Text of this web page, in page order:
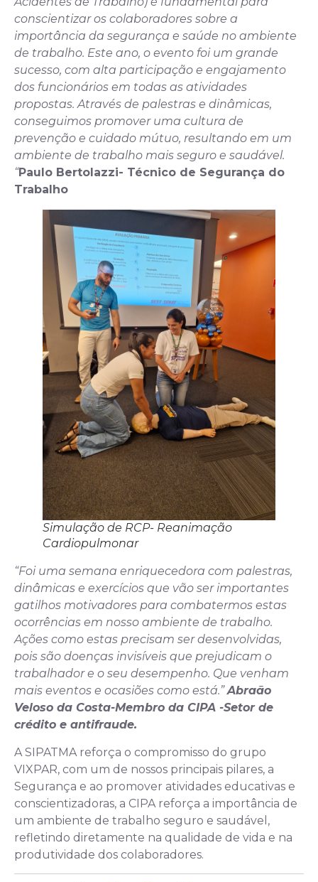
conscientizar os colaboradores sobre a
importância da segurança e saúde no ambiente
de trabalho. Este ano, o evento foi um grande
sucesso, com alta participação e engajamento
dos funcionários em todas as atividades
propostas. Através de palestras e dinâmicas,
conseguimos promover uma cultura de
prevenção e cuidado mútuo, resultando em um
ambiente de trabalho mais seguro e saudável.
“Paulo Bertolazzi- Técnico de Segurança do
Trabalho
Simulação de RCP- Reanimação
Cardiopulmonar
“Foi uma semana enriquecedora com palestras,
dinâmicas e exercícios que vão ser importantes
gatilhos motivadores para combatermos estas
ocorrências em nosso ambiente de trabalho.
Ações como estas precisam ser desenvolvidas,
pois são doenças invisíveis que prejudicam o
trabalhador e o seu desempenho. Que venham
mais eventos e ocasiões como está.”Abraão
Veloso da Costa-Membro da CIPA -Setor de
crédito e antifraude.
A SIPATMA reforça o compromisso do grupo
VIXPAR, com um de nossos principais pilares, a
Segurança e ao promover atividades educativas e
conscientizadoras, a CIPA reforça a importância de
um ambiente de trabalho seguro e saudável,
refletindo diretamente na qualidade de vida e na
produtividade dos colaboradores.